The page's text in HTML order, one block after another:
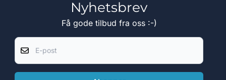
Nyhetsbrev
Få gode tilbud fra oss :-)